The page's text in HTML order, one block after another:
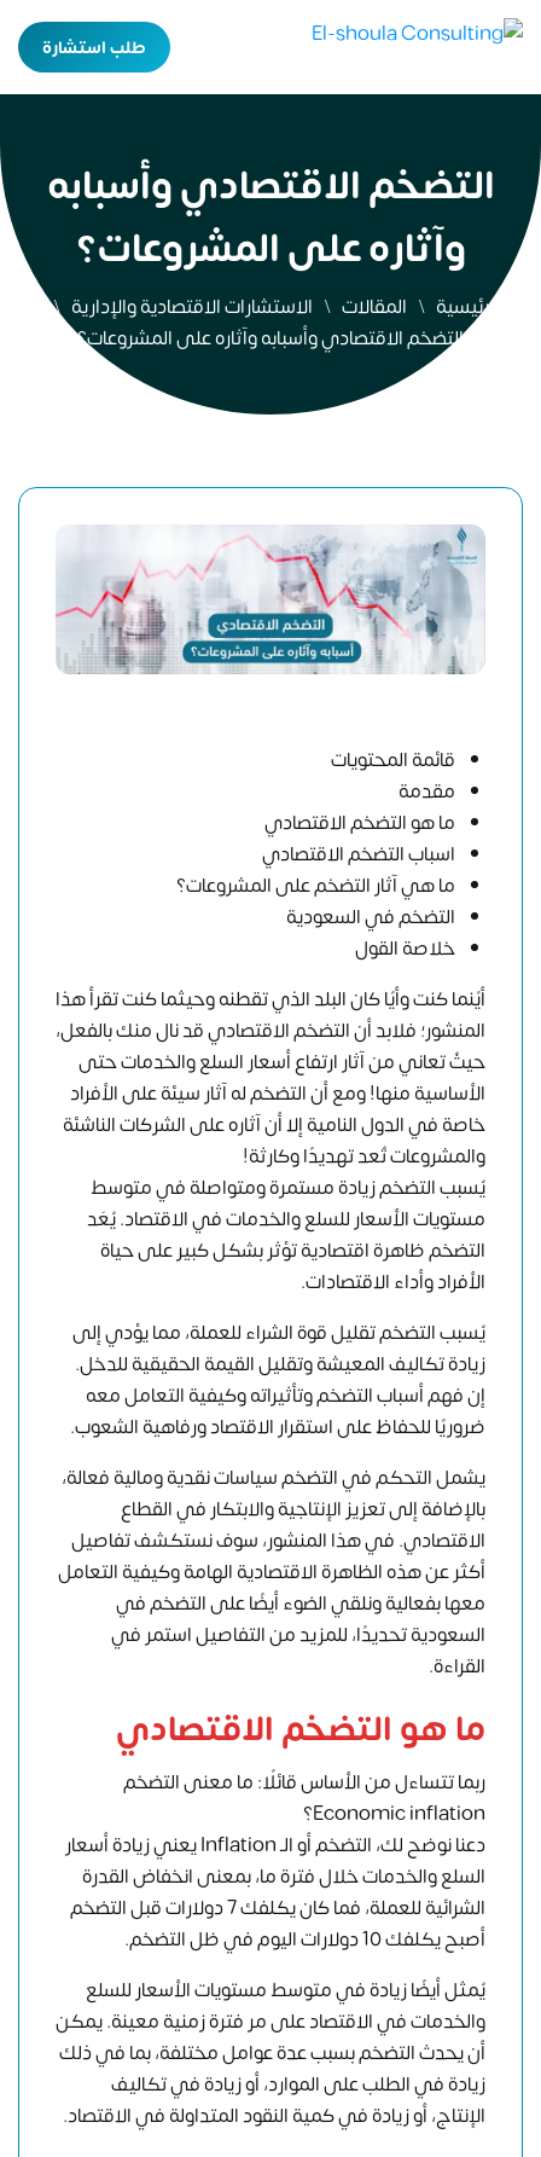
طلب استشارة
التضخم الاقتصادي وأسبابه
وآثاره على المشروعات؟
الرئيسية المقالات
الاستشارات الاقتصادية والإدارية
التضخم الاقتصادي وأسبابه وآثاره على المشروعات؟
قائمة المحتويات
مقدمة
ما هو التضخم الاقتصادي
اسباب التضخم الاقتصادي
ما هي آثار التضخم على المشروعات؟
التضخم في السعودية
خلاصة القول
أيًنما كنت وأيًا كان البلد الذي تقطنه وحيثما كنت تقرأ هذا
المنشور؛ فلابد أن التضخم الاقتصادي قد نال منك بالفعل،
حيثُ تعاني من آثار ارتفاع أسعار السلع والخدمات حتى
الأساسية منها! ومع أن التضخم له آثار سيئة على الأفراد
خاصة في الدول النامية إلا أن آثاره على الشركات الناشئة
والمشروعات تُعد تهديدًا وكارثة!
يُسبب التضخم زيادة مستمرة ومتواصلة في متوسط ​​
مستويات الأسعار للسلع والخدمات في الاقتصاد. يُعَد
التضخم ظاهرة اقتصادية تؤثر بشكل كبير على حياة
الأفراد وأداء الاقتصادات.
يُسبب التضخم تقليل قوة الشراء للعملة، مما يؤدي إلى
زيادة تكاليف المعيشة وتقليل القيمة الحقيقية للدخل.
إن فهم أسباب التضخم وتأثيراته وكيفية التعامل معه
ضروريًا للحفاظ على استقرار الاقتصاد ورفاهية الشعوب.
يشمل التحكم في التضخم سياسات نقدية ومالية فعالة،
بالإضافة إلى تعزيز الإنتاجية والابتكار في القطاع
الاقتصادي. في هذا المنشور، سوف نستكشف تفاصيل
أكثر عن هذه الظاهرة الاقتصادية الهامة وكيفية التعامل
معها بفعالية ونلقي الضوء أيضًا على التضخم في
السعودية تحديدًا، للمزيد من التفاصيل استمر في
القراءة.
ما هو التضخم الاقتصادي
ربما تتساءل من الأساس قائلًا: ما معنى التضخم
Economic inflation؟
دعنا نوضح لك، التضخم أو الـ Inflation يعني زيادة أسعار
السلع والخدمات خلال فترة ما، بمعنى انخفاض القدرة
الشرائية للعملة، فما كان يكلفك 7 دولارات قبل التضخم
أصبح يكلفك 10 دولارات اليوم في ظل التضخم.
يُمثل أيضًا زيادة في متوسط ​​مستويات الأسعار للسلع
والخدمات في الاقتصاد على مر فترة زمنية معينة. يمكن
أن يحدث التضخم بسبب عدة عوامل مختلفة، بما في ذلك
زيادة في الطلب على الموارد، أو زيادة في تكاليف
الإنتاج، أو زيادة في كمية النقود المتداولة في الاقتصاد.